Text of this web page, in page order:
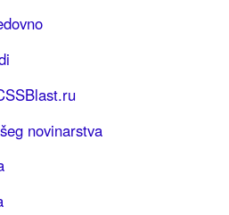
novinarstva